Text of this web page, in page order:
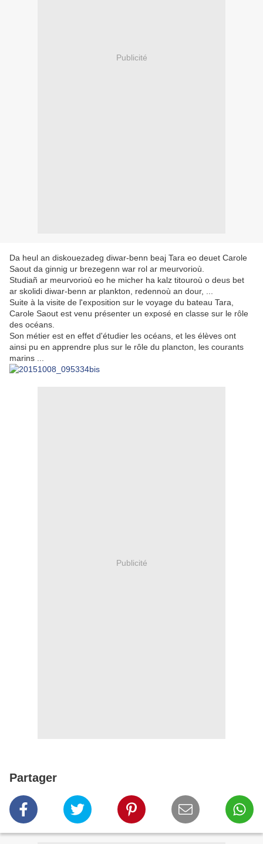
Publicité
Da heul an diskouezadeg diwar-benn beaj Tara eo deuet Carole
Saout da ginnig ur brezegenn war rol ar meurvorioù.
Studiañ ar meurvorioù eo he micher ha kalz titouroù o deus bet
ar skolidi diwar-benn ar plankton, redennoù an dour, ...
Suite à la visite de l'exposition sur le voyage du bateau Tara,
Carole Saout est venu présenter un exposé en classe sur le rôle
des océans.
Son métier est en effet d'étudier les océans, et les élèves ont
ainsi pu en apprendre plus sur le rôle du plancton, les courants
marins ...
Publicité
Partager